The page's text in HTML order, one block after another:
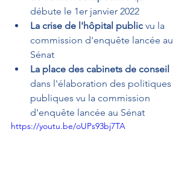
débute le 1er janvier 2022
La crise de l'hôpital public vu la
commission d'enquête lancée au
Sénat
La place des cabinets de conseil
dans l'élaboration des politiques
publiques vu la commission
d'enquête lancée au Sénat
https://youtu.be/oUPs93bj7TA